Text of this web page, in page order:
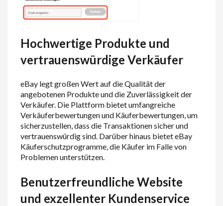
Hochwertige Produkte und
vertrauenswürdige Verkäufer
eBay legt großen Wert auf die Qualität der
angebotenen Produkte und die Zuverlässigkeit der
Verkäufer. Die Plattform bietet umfangreiche
Verkäuferbewertungen und Käuferbewertungen, um
sicherzustellen, dass die Transaktionen sicher und
vertrauenswürdig sind. Darüber hinaus bietet eBay
Käuferschutzprogramme, die Käufer im Falle von
Problemen unterstützen.
Benutzerfreundliche Website
und exzellenter Kundenservice